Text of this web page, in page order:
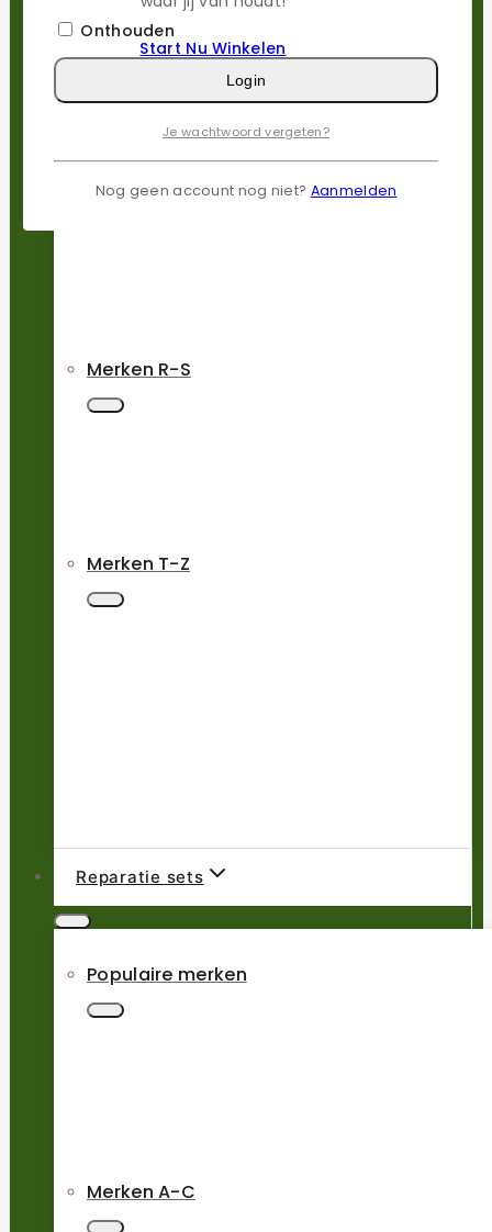
Merken R-S
Merken T-Z
Reparatie sets
Populaire merken
Merken A-C
Onthouden
Login
Je wachtwoord vergeten?
Nog geen account nog niet? Aanmelden
Start Nu Winkelen